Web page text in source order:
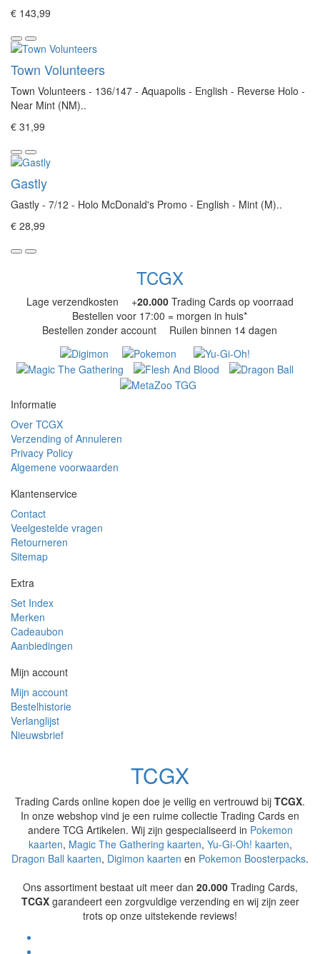
€ 143,99
Town Volunteers
Town Volunteers - 136/147 - Aquapolis - English - Reverse Holo -
Near Mint (NM)..
€ 31,99
Gastly
Gastly - 7/12 - Holo McDonald's Promo - English - Mint (M)..
€ 28,99
TCGX
Lage verzendkosten +20.000Trading Cards op voorraad
Bestellen voor 17:00 = morgen in huis*
Bestellen zonder account
Ruilen binnen 14 dagen
Informatie
Over TCGX
Verzending of Annuleren
Privacy Policy
Algemene voorwaarden
Klantenservice
Contact
Veelgestelde vragen
Retourneren
Sitemap
Extra
Set Index
Merken
Cadeaubon
Aanbiedingen
Mijn account
Mijn account
Bestelhistorie
Verlanglijst
Nieuwsbrief
TCGX
Trading Cards online kopen doe je veilig en vertrouwd bij TCGX.
In onze webshop vind je een ruime collectie Trading Cards en
andere TCG Artikelen. Wij zijn gespecialiseerd in Pokemon
kaarten, Magic The Gathering kaarten, Yu-Gi-Oh! kaarten,
Dragon Ball kaarten, Digimon kaarten en Pokemon Boosterpacks.
Ons assortiment bestaat uit meer dan 20.000Trading Cards,
TCGXgarandeert een zorgvuldige verzending en wij zijn zeer
trots op onze uitstekende reviews!